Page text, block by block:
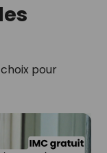
pour